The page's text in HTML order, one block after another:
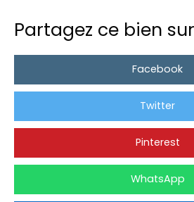
Partagez ce bien
Facebook
Twitter
Pinterest
WhatsApp